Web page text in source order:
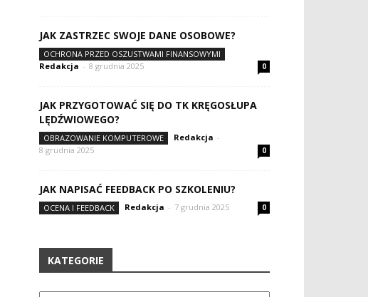
JAK ZASTRZEC SWOJE DANE OSOBOWE?
OCHRONA PRZED OSZUSTWAMI FINANSOWYMI
Redakcja - 8 grudnia 2025 0
JAK PRZYGOTOWAĆ SIĘ DO TK KRĘGOSŁUPA
LĘDŹWIOWEGO?
OBRAZOWANIE KOMPUTEROWE Redakcja -
8 grudnia 2025
0
JAK NAPISAĆ FEEDBACK PO SZKOLENIU?
OCENA I FEEDBACK Redakcja - 7 grudnia 2025 0
KATEGORIE
Kategorie